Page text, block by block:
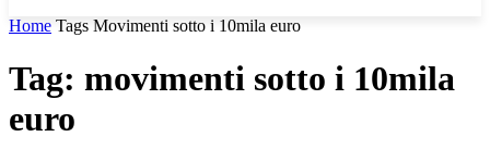
Home Tags Movimenti sotto i 10mila euro
Tag: movimenti sotto i 10mila
euro